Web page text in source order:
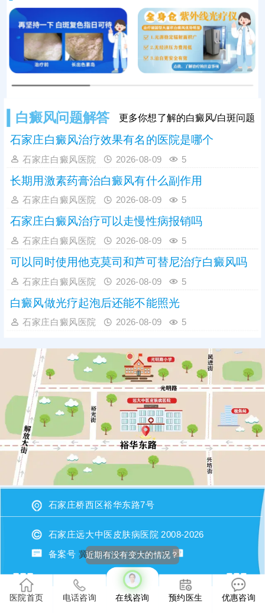
下，强化疗效，提升祛白速度。
白癜风问题解答 更多你想了解的白癜风/白斑问题
石家庄白癜风治疗效果有名的医院是哪个
石家庄白癜风医院 2026-08-09 5
长期用激素药膏治白癜风有什么副作用
石家庄白癜风医院 2026-08-09 5
石家庄白癜风治疗可以走慢性病报销吗
石家庄白癜风医院 2026-08-09 5
可以同时使用他克莫司和芦可替尼治疗白癜风吗
石家庄白癜风医院 2026-08-09 5
白癜风做光疗起泡后还能不能照光
石家庄白癜风医院 2026-08-09 5
石家庄桥西区裕华东路7号
石家庄远大中医皮肤病医院 2008-2026
备案号 冀ICP备2023015620号
医院首页 电话咨询 在线咨询
近期有没有变大的情况？
预约医生 优惠咨询